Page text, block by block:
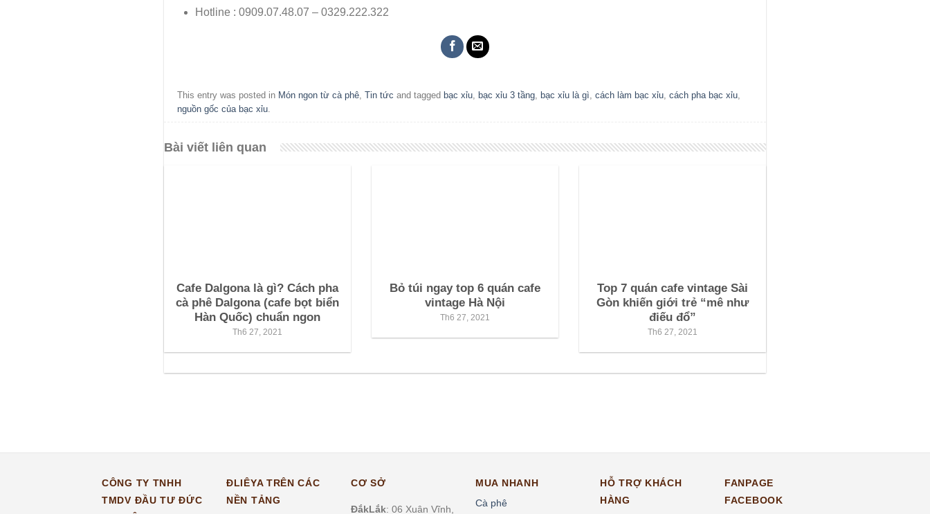
Hotline : 0909.07.48.07 – 0329.222.322
This entry was posted in Món ngon từ cà phê ,Tin tức and tagged bạc xỉu bạc xỉu 3 tầng bạc xỉu là gì ,cách làm bạc xỉu ,cách pha bạc xỉu
nguồn gốc của bạc xỉu
Bài viết liên quan
Cafe Dalgona là gì? Cách pha
cà phê Dalgona (cafe bọt biển
Hàn Quốc) chuẩn ngon
Th6 27, 2021
Bỏ túi ngay top 6 quán cafe
vintage Hà Nội
Th6 27, 2021
Top 7 quán cafe vintage Sài
Gòn khiến giới trẻ “mê như
điếu đổ”
Th6 27, 2021
CÔNG TY TNHH
TMDV ĐẦU TƯ ĐỨC
ĐLIÊYA TRÊN CÁC
NỀN TẢNG
CƠ SỞ
ĐắkLắk: 06 Xuân Vĩnh,
MUA NHANH
Cà phê
HỖ TRỢ KHÁCH
HÀNG
FANPAGE
FACEBOOK